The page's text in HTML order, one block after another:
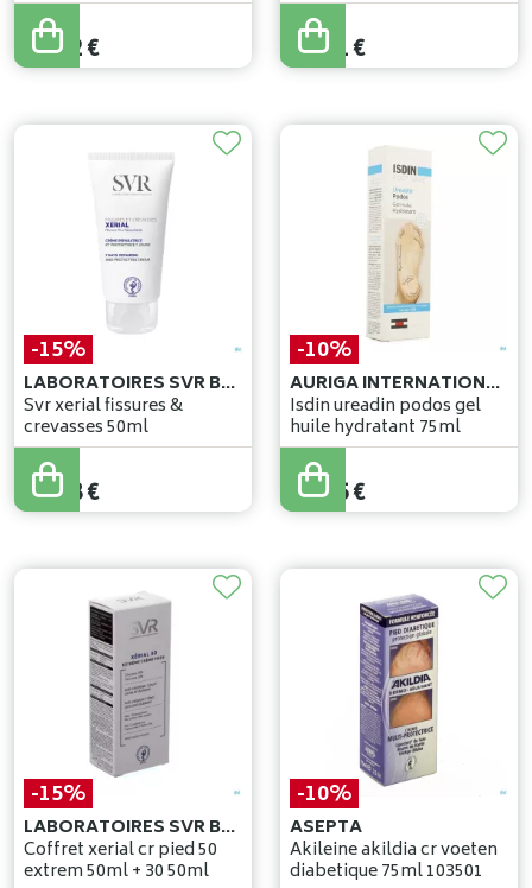
14,02€
15,90
14,31€
-15%
LABORATOIRES SVR BELGIUM
Svr xerial fissures &
crevasses 50ml
16,92
14,38€
-10%
AURIGA INTERNATIONAL - ISDIN
Isdin ureadin podos gel
huile hydratant 75ml
17,50
15,75€
-15%
LABORATOIRES SVR BELGIUM
Coffret xerial cr pied 50
extrem 50ml + 30 50ml
-10%
ASEPTA
Akileine akildia cr voeten
diabetique 75ml 103501